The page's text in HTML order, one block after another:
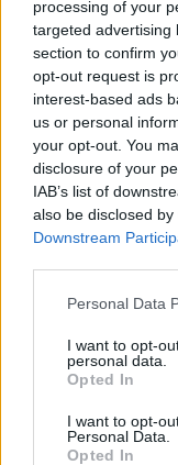
processing of your
targeted advertising
section to confirm
opt-out request is
interest-based ads
us or personal
your opt-out. You
disclosure of your
IAB’s list of
also be disclosed
Downstream
Please note that
not limited to your
grant or deny
use your data for
consent section.
Personal Data
I want to opt-
personal data.
Opted In
I want to opt-
Personal Data.
Opted In
18:5614.01.26
Ζανέτ
πρώτο πράγμα
να πάμε στο